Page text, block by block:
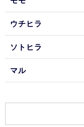
ウチヒラ
ソトヒラ
マル